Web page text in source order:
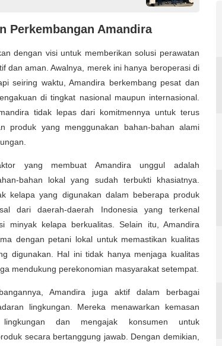
Perkembangan Amandira
dengan visi untuk memberikan solusi perawatan
dan aman. Awalnya, merek ini hanya beroperasi di
seiring waktu, Amandira berkembang pesat dan
di tingkat nasional maupun internasional.
tidak lepas dari komitmennya untuk terus
produk yang menggunakan bahan-bahan alami
yang membuat Amandira unggul adalah
bahan lokal yang sudah terbukti khasiatnya.
kelapa yang digunakan dalam beberapa produk
dari daerah-daerah Indonesia yang terkenal
minyak kelapa berkualitas. Selain itu, Amandira
dengan petani lokal untuk memastikan kualitas
digunakan. Hal ini tidak hanya menjaga kualitas
mendukung perekonomian masyarakat setempat.
Amandira juga aktif dalam berbagai
lingkungan. Mereka menawarkan kemasan
dan mengajak konsumen untuk
secara bertanggung jawab. Dengan demikian,